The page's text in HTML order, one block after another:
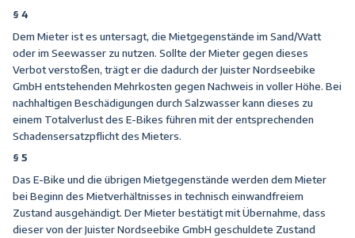
§ 4
Dem Mieter ist es untersagt, die Mietgegenstände im Sand/Watt
oder im Seewasser zu nutzen. Sollte der Mieter gegen dieses
Verbot verstoßen, trägt er die dadurch der Juister Nordseebike
GmbH entstehenden Mehrkosten gegen Nachweis in voller Höhe. Bei
nachhaltigen Beschädigungen durch Salzwasser kann dieses zu
einem Totalverlust des E-Bikes führen mit der entsprechenden
Schadensersatzpflicht des Mieters.
§ 5
Das E-Bike und die übrigen Mietgegenstände werden dem Mieter
bei Beginn des Mietverhältnisses in technisch einwandfreiem
Zustand ausgehändigt. Der Mieter bestätigt mit Übernahme, dass
dieser von der Juister Nordseebike GmbH geschuldete Zustand